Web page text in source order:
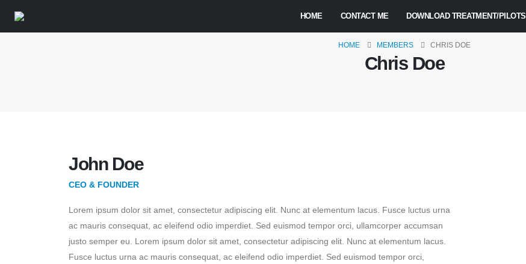
HOME CONTACT ME DOWNLOAD TREATMENT/PILOTS
HOME MEMBERS CHRIS DOE
Chris Doe
John Doe
CEO & FOUNDER
Lorem ipsum dolor sit amet, consectetur adipiscing elit. Nunc at elementum lacus. Fusce luctus urna
ac mauris consequat, ac eleifend odio imperdiet. Sed euismod tempor orci, ullamcorper accumsan
justo semper eu. Lorem ipsum dolor sit amet, consectetur adipiscing elit. Nunc at elementum lacus.
Fusce luctus urna ac mauris consequat, ac eleifend odio imperdiet. Sed euismod tempor orci,